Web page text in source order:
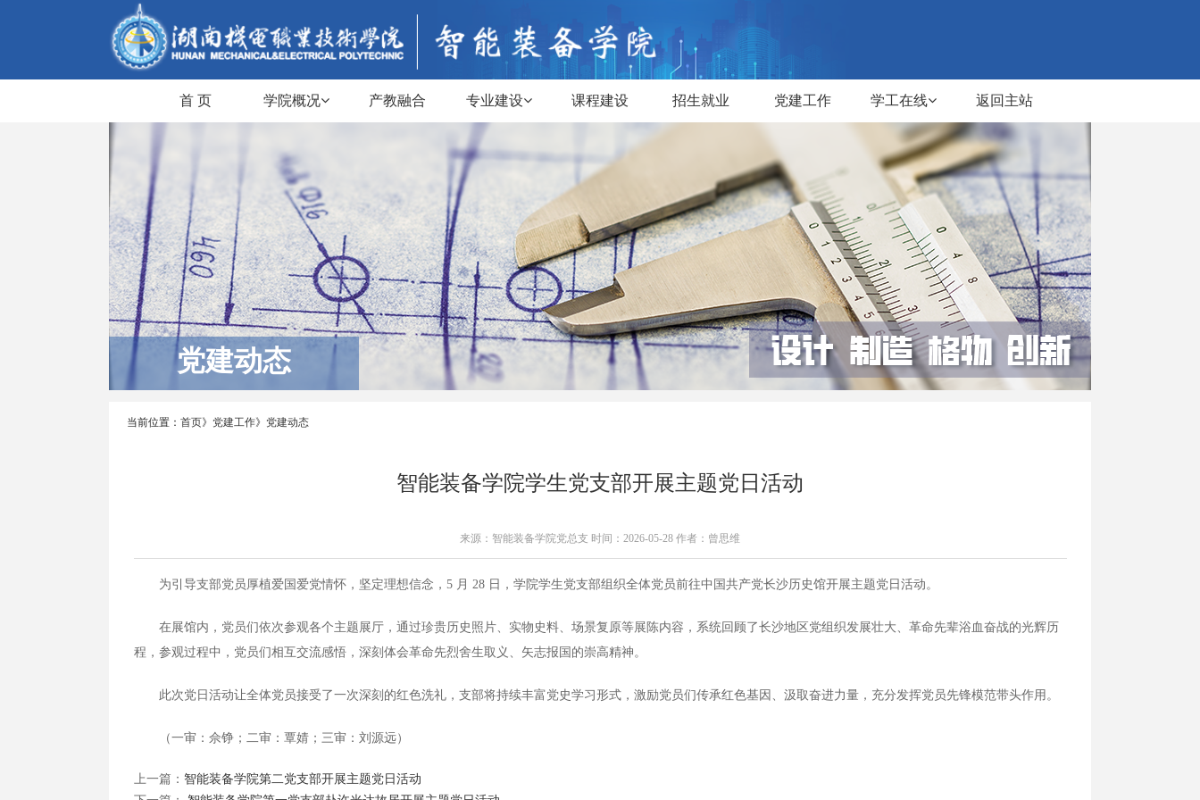
首 页 学院概况 产教融合 专业建设 课程建设 招生就业 党建工作 学工在线 返回主站
党建动态
当前位置： 首页》 党建工作》 党建动态
智能装备学院学生党支部开展主题党日活动
来源：智能装备学院党总支 时间：2026-05-28 作者：曾思维
为引导支部党员厚植爱国爱党情怀，坚定理想信念，5 月 28 日，学院学生党支部组织全体党员前往中国共产党长沙历史馆开展主题党日活动。
在展馆内，党员们依次参观各个主题展厅，通过珍贵历史照片、实物史料、场景复原等展陈内容，系统回顾了长沙地区党组织发展壮大、革命先辈浴血奋战的光辉历
程，参观过程中，党员们相互交流感悟，深刻体会革命先烈舍生取义、矢志报国的崇高精神。
此次党日活动让全体党员接受了一次深刻的红色洗礼，支部将持续丰富党史学习形式，激励党员们传承红色基因、汲取奋进力量，充分发挥党员先锋模范带头作用。
（一审：佘铮；二审：覃婧；三审：刘源远）
上一篇： 智能装备学院第二党支部开展主题党日活动